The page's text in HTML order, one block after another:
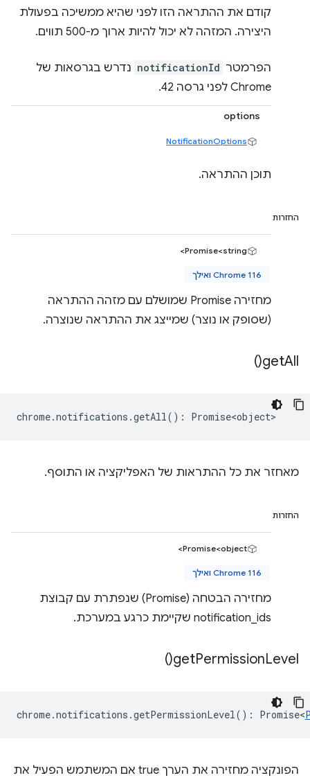
קודם את ההתראה הזו לפני שהיא ממשיכה בפעולת
היצירה. המזהה לא יכול להיות ארוך מ-500 תווים.
הפרמטר notificationId נדרש בגרסאות של
Chrome לפני גרסה 42.
options
NotificationOptions
תוכן ההתראה.
החזרות
Promise<string>
Chrome 116 ואילך
מחזירה Promise שמושלם עם מזהה ההתראה
(שסופק או נוצר) שמייצג את ההתראה שנוצרה.
getAll(
)
chrome.notifications .getAll() : Promise<object>
מאחזר את כל ההתראות של האפליקציה או התוסף.
החזרות
Promise<object>
Chrome 116 ואילך
מחזירה הבטחה (Promise) שנפתרת עם קבוצת
notification_ids שקיימת כרגע במערכת.
getPermissionLevel(
)
chrome.notifications .getPermissionLevel() : Promise<
הפונקציה מחזירה את הערך true אם המשתמש הפעיל את